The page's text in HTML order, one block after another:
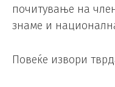
почитување на
знаме и
Повеќе извори